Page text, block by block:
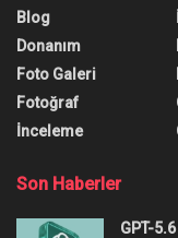
Blog
Donanım
Foto Galeri
Fotoğraf
İnceleme
Son Haberler
GPT-